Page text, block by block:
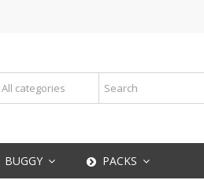
BUGGY PACKS